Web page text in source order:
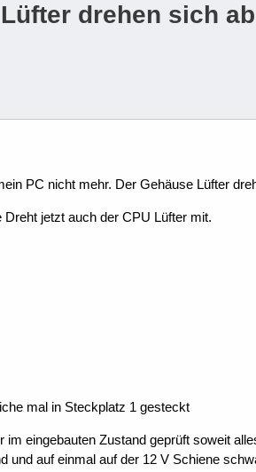
drehen sich
PC nicht mehr. Der Gehäuse Lüfter
jetzt auch der CPU Lüfter mit.
mal in Steckplatz 1 gesteckt
im eingebauten Zustand geprüft soweit
und auf einmal auf der 12 V Schiene